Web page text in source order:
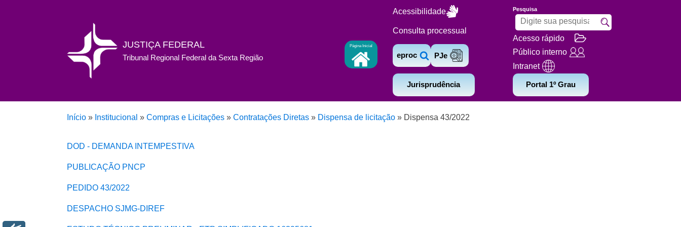
JUSTIÇA FEDERAL
Tribunal Regional Federal da Sexta Região
Página Inicial
Acessibilidade
Consulta processual
eproc PJe
Jurisprudência
Pesquisa
Acesso rápido
Público interno
Intranet
Portal 1º Grau
Início » Institucional » Compras e Licitações » Contratações Diretas » Dispensa de licitação » Dispensa 43/2022
DOD - DEMANDA INTEMPESTIVA
PUBLICAÇÃO PNCP
PEDIDO 43/2022
DESPACHO SJMG-DIREF